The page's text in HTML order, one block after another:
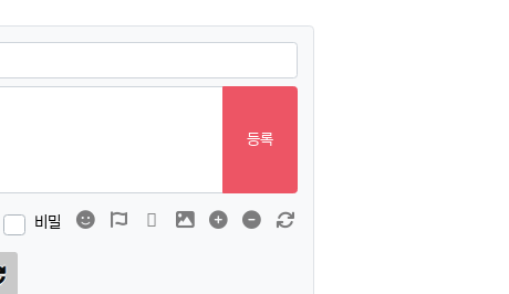
등록
비밀 이모티콘폰트어썸동영상 이미지 댓글창 늘이기댓글창 줄이기